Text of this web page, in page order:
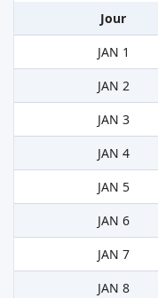
Jour
JAN 1
JAN 2
JAN 3
JAN 4
JAN 5
JAN 6
JAN 7
JAN 8